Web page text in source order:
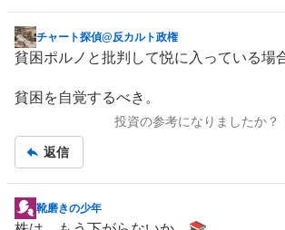
掲
示
記
チャート探偵@反カルト政権
貧困ポルノと批判して悦に入っている場
貧困を自覚するべき。
投資の参考になりましたか？
返信
掲
靴磨きの少年